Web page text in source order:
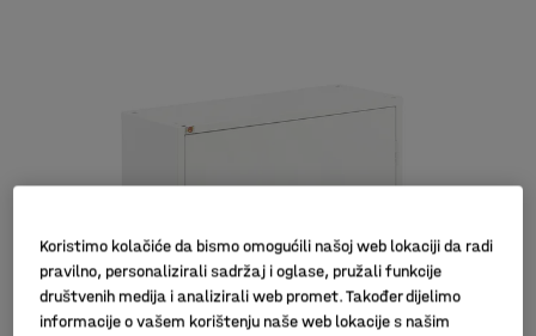
Koristimo kolačiće da bismo omogućili našoj web lokaciji da radi
pravilno, personalizirali sadržaj i oglase, pružali funkcije
društvenih medija i analizirali web promet. Također dijelimo
informacije o vašem korištenju naše web lokacije s našim